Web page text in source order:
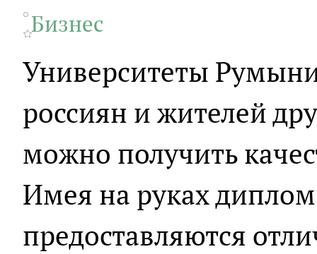
Бизнес
Университеты
россиян и жителей
можно получить
Имея на руках
предоставляются